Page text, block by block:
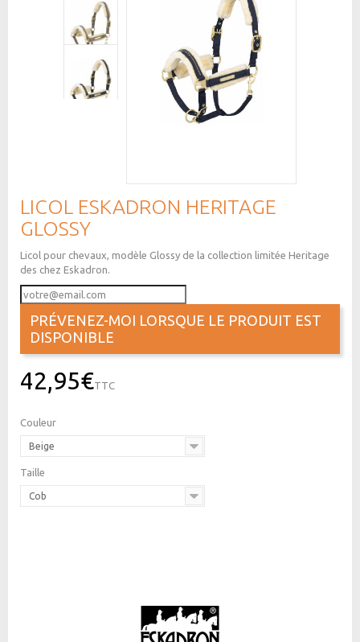
LICOL ESKADRON HERITAGE
GLOSSY
Licol pour chevaux, modèle Glossy de la collection limitée Heritage
des chez Eskadron.
PRÉVENEZ-MOI LORSQUE LE PRODUIT EST
DISPONIBLE
42,95€TTC
Couleur
Beige
Taille
Cob